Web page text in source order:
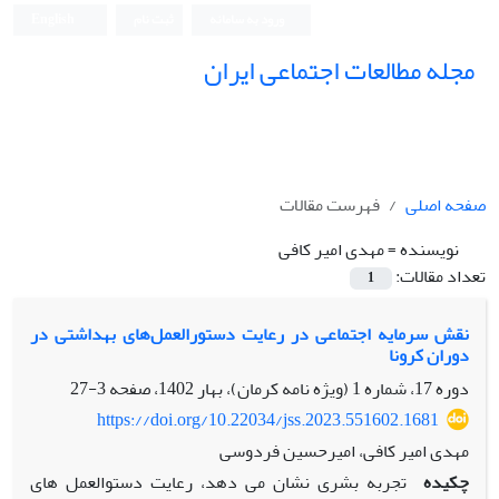
مجله مطالعات اجتماعی ایران
صفحه اصلی
فهرست مقالات
نویسنده =مهدی امیر کافی
تعداد مقالات:
1
نقش سرمایه اجتماعی در رعایت دستورالعمل‌های بهداشتی در
دوران کرونا
دوره 17، شماره 1 (ویژه نامه کرمان)، بهار 1402، صفحه
3-27
https://doi.org/10.22034/jss.2023.551602.1681
مهدی امیر کافی، امیرحسین فردوسی
چکیده تجربه بشری نشان می­ دهد، رعایت دستوالعمل ­های